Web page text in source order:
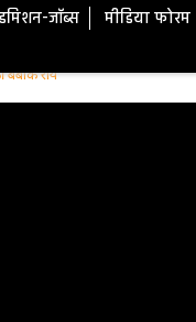
जॉब्स मीडिया फोरम
बेबाक राय